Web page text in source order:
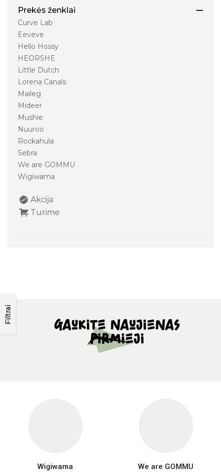
Prekės ženklai
Curve Lab
Eeveve
Hello Hossy
HEORSHE
Little Dutch
Lorena Canals
Maileg
Mideer
Mushie
Nuuroo
Rockahula
Sebra
We are GOMMU
Wigiwama
Akcija
Turime
Filtrai
Gaukite naujienas
pirmieji
Wigiwama We are GOMMU